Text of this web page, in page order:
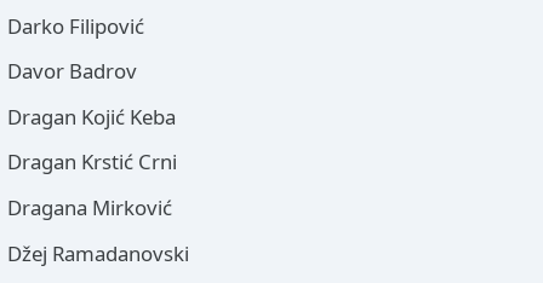
Darko Filipović
Davor Badrov
Dragan Kojić Keba
Dragan Krstić Crni
Dragana Mirković
Džej Ramadanovski